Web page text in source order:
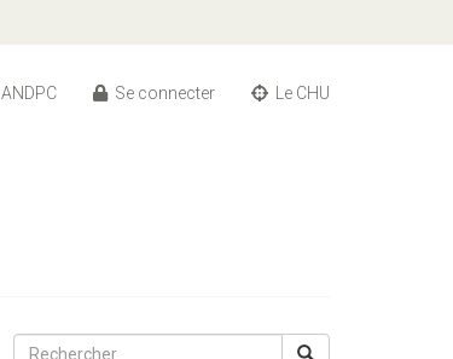
ANDPC Se connecter Le CHU